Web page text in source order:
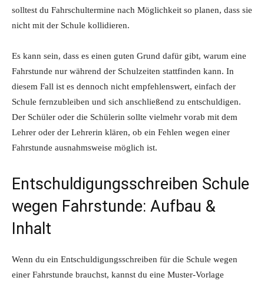
solltest du Fahrschultermine nach Möglichkeit so planen, dass sie
nicht mit der Schule kollidieren.
Es kann sein, dass es einen guten Grund dafür gibt, warum eine
Fahrstunde nur während der Schulzeiten stattfinden kann. In
diesem Fall ist es dennoch nicht empfehlenswert, einfach der
Schule fernzubleiben und sich anschließend zu entschuldigen.
Der Schüler oder die Schülerin sollte vielmehr vorab mit dem
Lehrer oder der Lehrerin klären, ob ein Fehlen wegen einer
Fahrstunde ausnahmsweise möglich ist.
Entschuldigungsschreiben Schule
wegen Fahrstunde: Aufbau &
Inhalt
Wenn du ein Entschuldigungsschreiben für die Schule wegen
einer Fahrstunde brauchst, kannst du eine Muster-Vorlage